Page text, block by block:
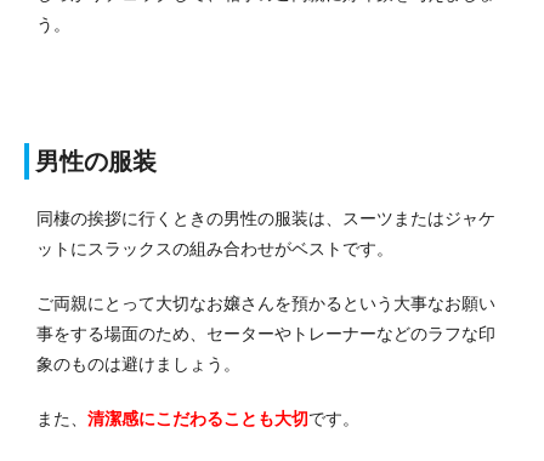
う。
男性の服装
同棲の挨拶に行くときの男性の服装は、スーツまたはジャケ
ットにスラックスの組み合わせがベストです。
ご両親にとって大切なお嬢さんを預かるという大事なお願い
事をする場面のため、セーターやトレーナーなどのラフな印
象のものは避けましょう。
また、 清潔感にこだわることも大切です。